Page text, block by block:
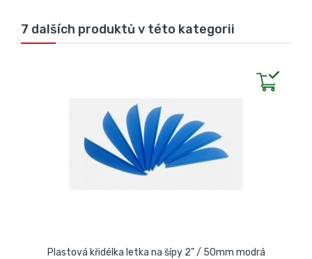
7 dalších produktů v této kategorii
Plastová křidélka letka na šípy 2" / 50mm modrá